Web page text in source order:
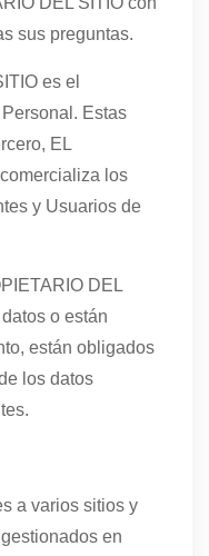
sus preguntas.
es el
Estas
EL
los
y Usuarios de
DEL
o están
están obligados
los datos
a varios sitios y
en